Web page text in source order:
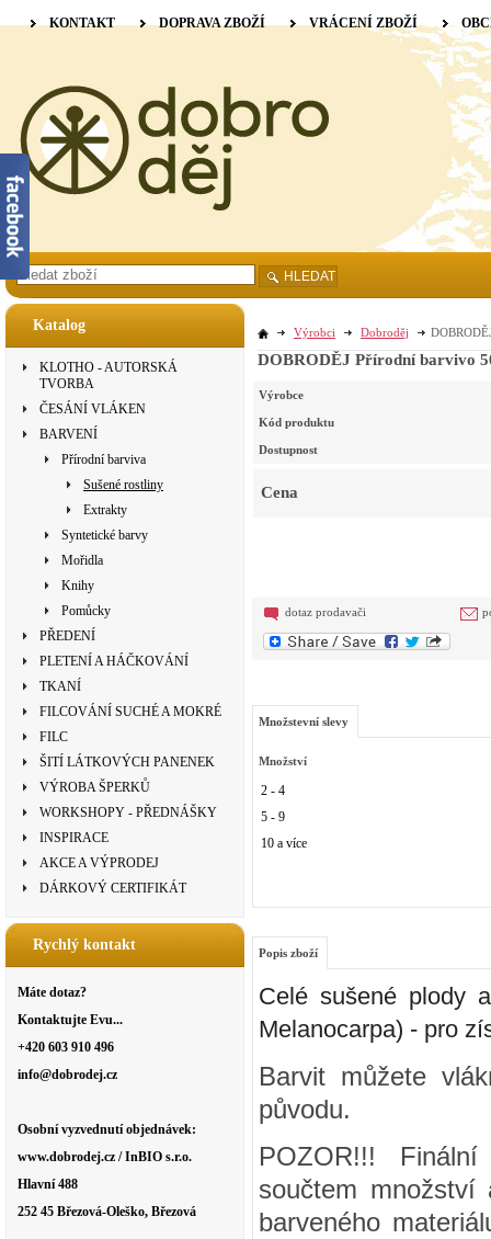
Katalog
KLOTHO - AUTORSKÁ
TVORBA
ČESÁNÍ VLÁKEN
BARVENÍ
Přírodní barviva
Sušené rostliny
Extrakty
Syntetické barvy
Mořidla
Knihy
Pomůcky
PŘEDENÍ
PLETENÍ A HÁČKOVÁNÍ
TKANÍ
FILCOVÁNÍ SUCHÉ A MOKRÉ
FILC
ŠITÍ LÁTKOVÝCH PANENEK
VÝROBA ŠPERKŮ
WORKSHOPY - PŘEDNÁŠKY
INSPIRACE
AKCE A VÝPRODEJ
DÁRKOVÝ CERTIFIKÁT
Rychlý kontakt
Máte dotaz?
Kontaktujte Evu...
+420 603 910 496
info@dobrodej.cz
Osobní vyzvednutí objednávek:
www.dobrodej.cz / InBIO s.r.o.
Hlavní 488
252 45 Březová-Oleško, Březová
Výrobci Dobroděj
DOBRODĚJ Přírodní barvivo
Výrobce
Kód produktu
Dostupnost
Cena
dotaz prodavači
Množstevní slevy
Množství
2 - 4
5 - 9
10 a více
Popis zboží
Celé sušené plody
Melanocarpa) - pro
Barvit můžete
původu.
POZOR!!!
součtem množství
barveného
KONTAKT DOPRAVA ZBOŽÍ VRÁCENÍ ZBOŽÍ
HLEDAT